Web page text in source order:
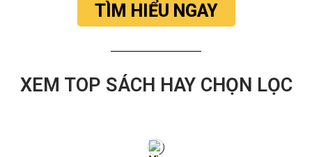
TÌM HIỂU NGAY
XEM TOP SÁCH HAY CHỌN LỌC